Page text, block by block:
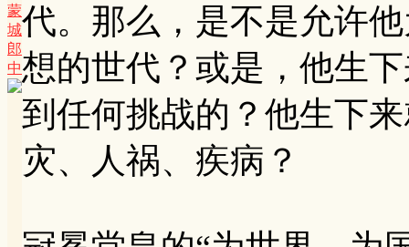
蒙
城
郎
中
代。那么，是不是允许
想的世代？或是，他生
到任何挑战的？他生下
灾、人祸、疾病？